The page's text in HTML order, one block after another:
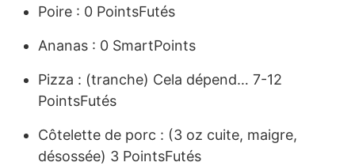
Poire : 0 PointsFutés
Ananas : 0 SmartPoints
Pizza : (tranche) Cela dépend… 7-12
PointsFutés
Côtelette de porc : (3 oz cuite, maigre,
désossée) 3 PointsFutés